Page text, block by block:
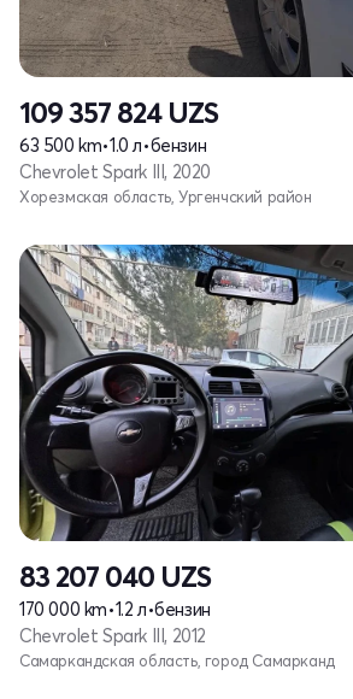
109 357 824 UZS
63 500 km•1.0 л•бензин
Chevrolet Spark III, 2020
Хорезмская область, Ургенчский район
83 207 040 UZS
170 000 km•1.2 л•бензин
Chevrolet Spark III, 2012
Самаркандская область, город Самарканд